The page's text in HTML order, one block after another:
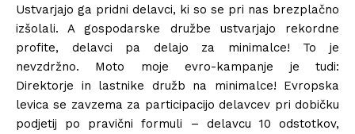
Ustvarjajo ga pridni delavci, ki so se pri nas brezplačno
izšolali. A gospodarske družbe ustvarjajo rekordne
profite, delavci pa delajo za minimalce! To je
nevzdržno. Moto moje evro-kampanje je tudi:
Direktorje in lastnike družb na minimalce! Evropska
levica se zavzema za participacijo delavcev pri dobičku
podjetij po pravični formuli – delavcu 10 odstotkov,